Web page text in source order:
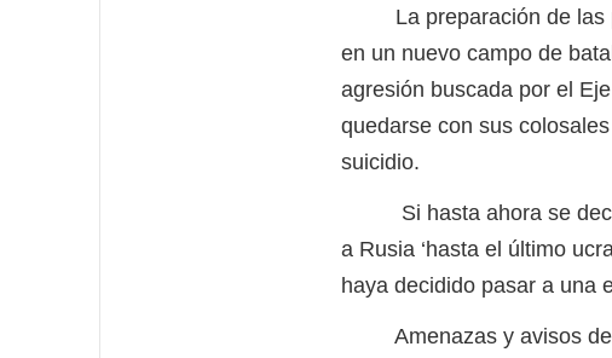
La preparación de las
en un nuevo campo de
agresión buscada por el
quedarse con sus
suicidio.
Si hasta ahora se decía
a Rusia ‘hasta el último
haya decidido pasar a una
Amenazas y avisos de